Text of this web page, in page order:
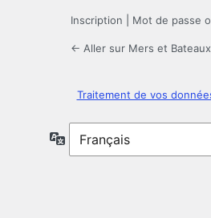
Inscription Mot de passe
← Aller sur Mers et Bateaux
Traitement de vos
Langue